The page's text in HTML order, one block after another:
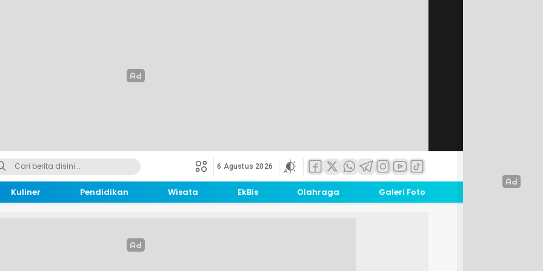
6 Agustus 2026
Kuliner Pendidikan Wisata EkBis Olahraga Galeri Foto